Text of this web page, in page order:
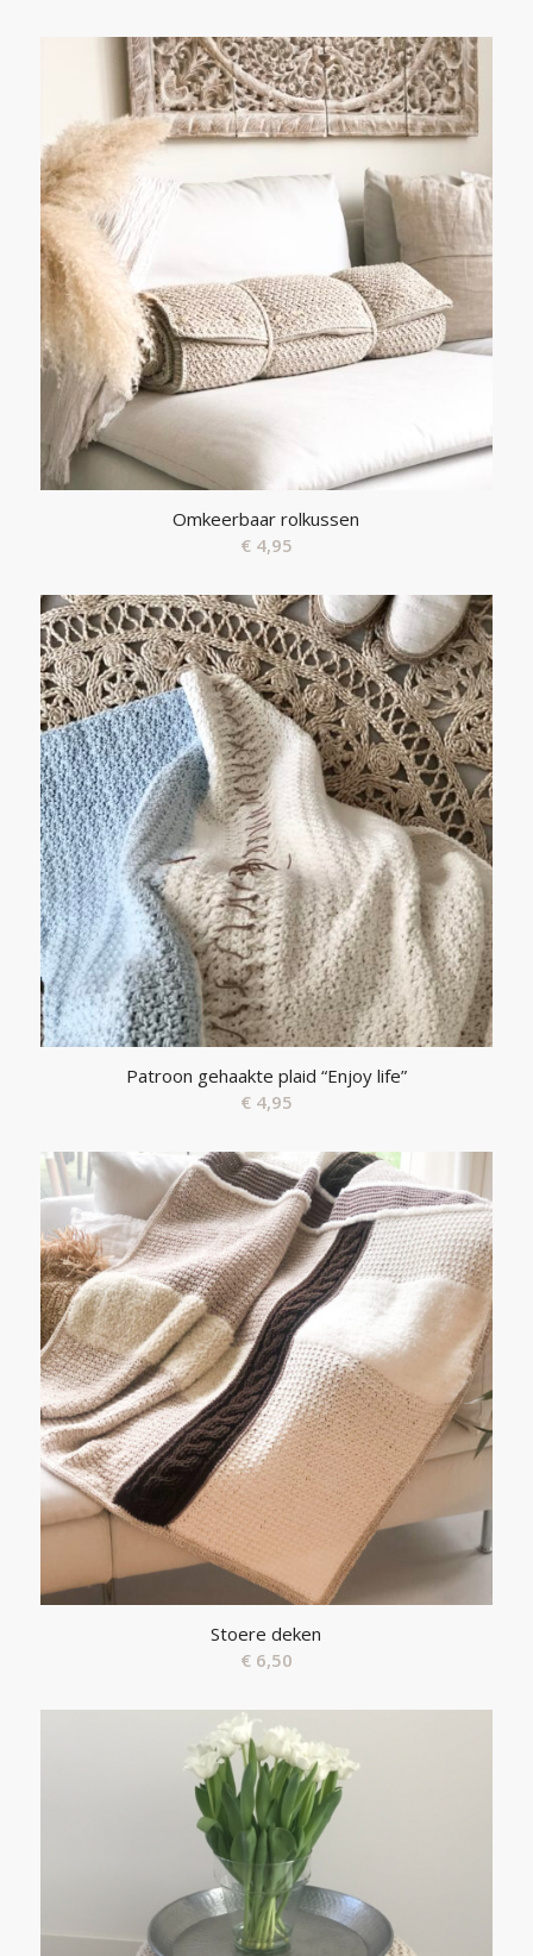
Omkeerbaar rolkussen
€4,95
Patroon gehaakte plaid “Enjoy life”
€4,95
Stoere deken
€6,50